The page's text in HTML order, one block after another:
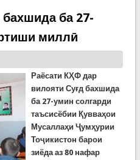
ба 27-
миллӣ
Раёсати КҲФ дар
вилояти Суғд бахшида
ба 27-умин солгарди
таъсисёбии Қувваҳои
Мусаллаҳи Ҷумҳурии
Тоҷикистон барои
зиёда аз 80 нафар